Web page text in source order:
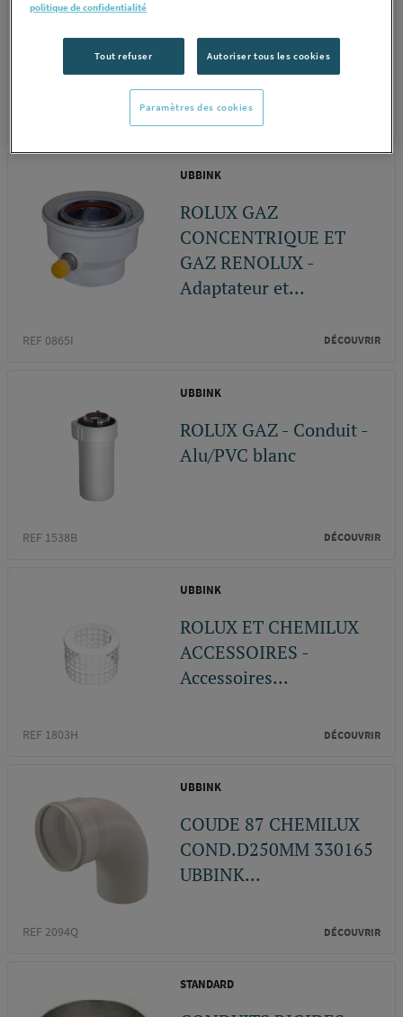
- Alu/PVC Blanc
UBBINK
ROLUX GAZ
CONCENTRIQUE ET
GAZ RENOLUX -
Adaptateur et...
REF 0865I DÉCOUVRIR
UBBINK
ROLUX GAZ - Conduit -
Alu/PVC blanc
REF 1538B DÉCOUVRIR
UBBINK
ROLUX ET CHEMILUX
ACCESSOIRES -
Accessoires...
REF 1803H DÉCOUVRIR
UBBINK
COUDE 87 CHEMILUX
COND.D250MM 330165
UBBINK...
REF 2094Q DÉCOUVRIR
STANDARD
politique de confidentialité
Tout refuser Autoriser tous les cookies
Paramètres des cookies